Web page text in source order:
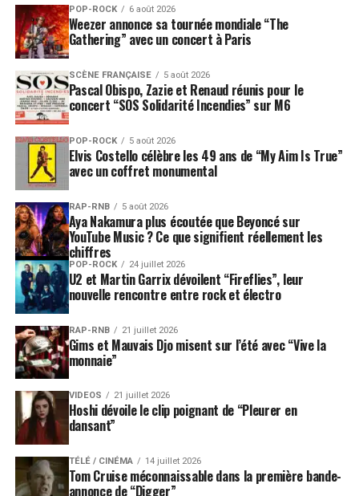
POP-ROCK 6 août 2026
Weezer annonce sa tournée mondiale “The
Gathering” avec un concert à Paris
SCÈNE FRANÇAISE 5 août 2026
Pascal Obispo, Zazie et Renaud réunis pour le
concert “SOS Solidarité Incendies” sur M6
POP-ROCK 5 août 2026
Elvis Costello célèbre les 49 ans de “My Aim Is True”
avec un coffret monumental
RAP-RNB 5 août 2026
Aya Nakamura plus écoutée que Beyoncé sur
YouTube Music ? Ce que signifient réellement les
chiffres
POP-ROCK 24 juillet 2026
U2 et Martin Garrix dévoilent “Fireflies”, leur
nouvelle rencontre entre rock et électro
RAP-RNB 21 juillet 2026
Gims et Mauvais Djo misent sur l’été avec “Vive la
monnaie”
VIDEOS 21 juillet 2026
Hoshi dévoile le clip poignant de “Pleurer en
dansant”
TÉLÉ / CINÉMA 14 juillet 2026
Tom Cruise méconnaissable dans la première bande-
annonce de “Digger”